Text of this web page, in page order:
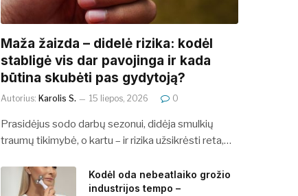
​​Maža žaizda – didelė rizika: kodėl
stabligė vis dar pavojinga ir kada
būtina skubėti pas gydytoją?
Autorius: Karolis S. 15 liepos, 2026 0
Prasidėjus sodo darbų sezonui, didėja smulkių
traumų tikimybė, o kartu – ir rizika užsikrėsti reta,…
Kodėl oda nebeatlaiko grožio
industrijos tempo –